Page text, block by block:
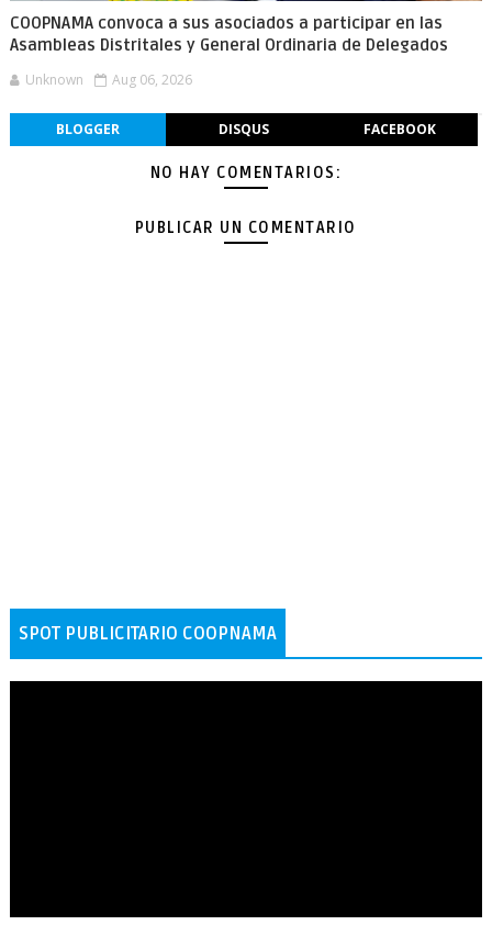
COOPNAMA convoca a sus asociados a participar en las
Asambleas Distritales y General Ordinaria de Delegados
Unknown Aug 06, 2026
BLOGGER DISQUS FACEBOOK
NO HAY COMENTARIOS:
PUBLICAR UN COMENTARIO
SPOT PUBLICITARIO COOPNAMA